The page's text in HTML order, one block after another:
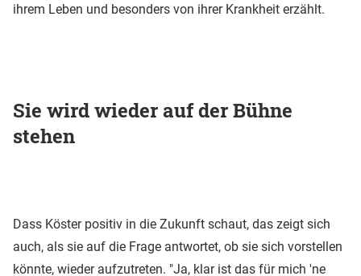
ihrem Leben und besonders von ihrer Krankheit erzählt.
Sie wird wieder auf der Bühne
stehen
Dass Köster positiv in die Zukunft schaut, das zeigt sich
auch, als sie auf die Frage antwortet, ob sie sich vorstellen
könnte, wieder aufzutreten. "Ja, klar ist das für mich 'ne